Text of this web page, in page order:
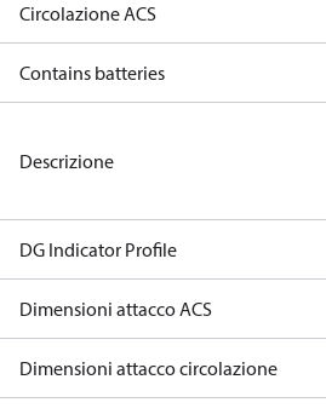
Circolazione ACS
Contains batteries
Descrizione
DG Indicator Profile
Dimensioni attacco ACS
Dimensioni attacco circolazione